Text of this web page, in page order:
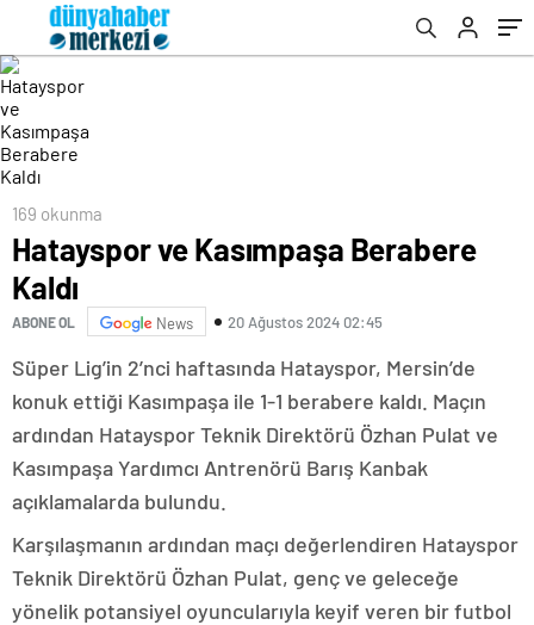
169 okunma
Hatayspor ve Kasımpaşa Berabere
Kaldı
ABONE OL News 20 Ağustos 2024 02:45
Süper Lig’in 2’nci haftasında Hatayspor, Mersin’de
konuk ettiği Kasımpaşa ile 1-1 berabere kaldı. Maçın
ardından Hatayspor Teknik Direktörü Özhan Pulat ve
Kasımpaşa Yardımcı Antrenörü Barış Kanbak
açıklamalarda bulundu.
Karşılaşmanın ardından maçı değerlendiren Hatayspor
Teknik Direktörü Özhan Pulat, genç ve geleceğe
yönelik potansiyel oyuncularıyla keyif veren bir futbol